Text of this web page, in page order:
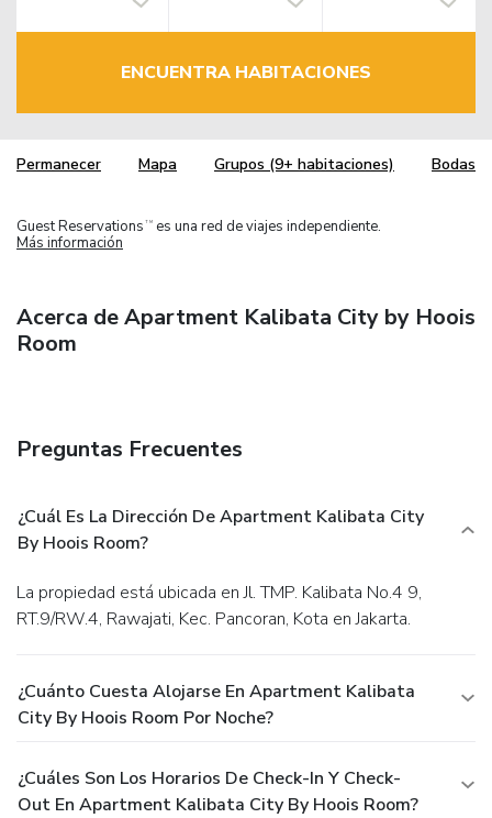
ENCUENTRA HABITACIONES
Permanecer Mapa Grupos (9+ habitaciones) Bodas
Guest Reservations TM
es una red de viajes independiente.
Más información
Acerca de Apartment Kalibata City by Hoois
Room
Preguntas Frecuentes
¿Cuál Es La Dirección De Apartment Kalibata City
By Hoois Room?
La propiedad está ubicada en Jl. TMP. Kalibata No.4 9,
RT.9/RW.4, Rawajati, Kec. Pancoran, Kota en Jakarta.
¿Cuánto Cuesta Alojarse En Apartment Kalibata
City By Hoois Room Por Noche?
¿Cuáles Son Los Horarios De Check-In Y Check-
Out En Apartment Kalibata City By Hoois Room?